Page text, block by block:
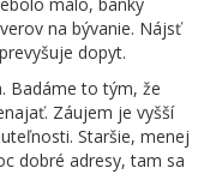
na bývanie. Nájsť
dopyt.
Badáme to tým, že
Záujem je vyšší
Staršie, menej
dobré adresy, tam sa